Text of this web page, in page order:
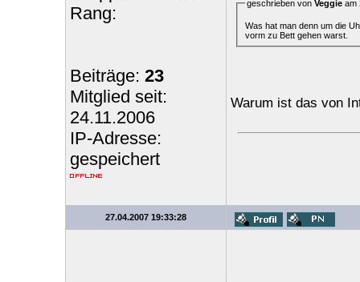
Rang:
Beiträge: 23
Mitglied seit:
24.11.2006
IP-Adresse:
gespeichert
geschrieben von Veggieam
Was hat man denn um die
vorm zu Bett gehen warst.
Warum ist das von
27.04.2007 19:33:28